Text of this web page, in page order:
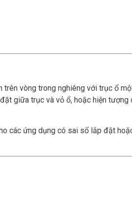
trên vòng trong nghiêng với trục ổ
giữa trục và vỏ ổ, hoặc hiện tượng
các ứng dụng có sai số lắp đặt